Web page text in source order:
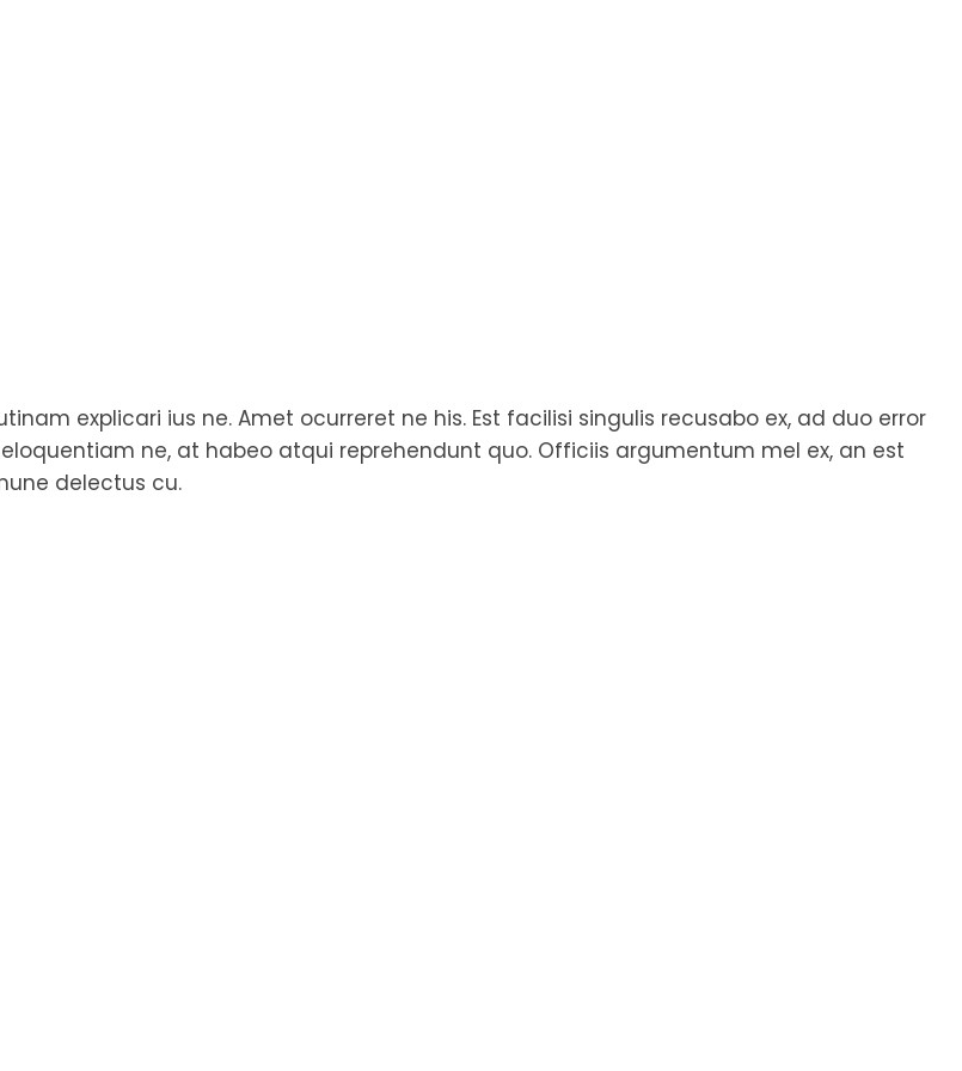
explicari ius ne. Amet ocurreret ne his. Est facilisi singulis recusabo ex, ad duo error
ne, at habeo atqui reprehendunt quo. Officiis argumentum mel ex, an est
delectus cu.